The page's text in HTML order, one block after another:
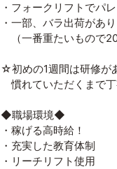
・フォークリフトでパ
・一部、バラ出荷があ
（一番重たいもので20
☆初めの1週間は研修が
慣れていただくまで丁
◆職場環境◆
・稼げる高時給！
・充実した教育体制
・リーチリフト使用